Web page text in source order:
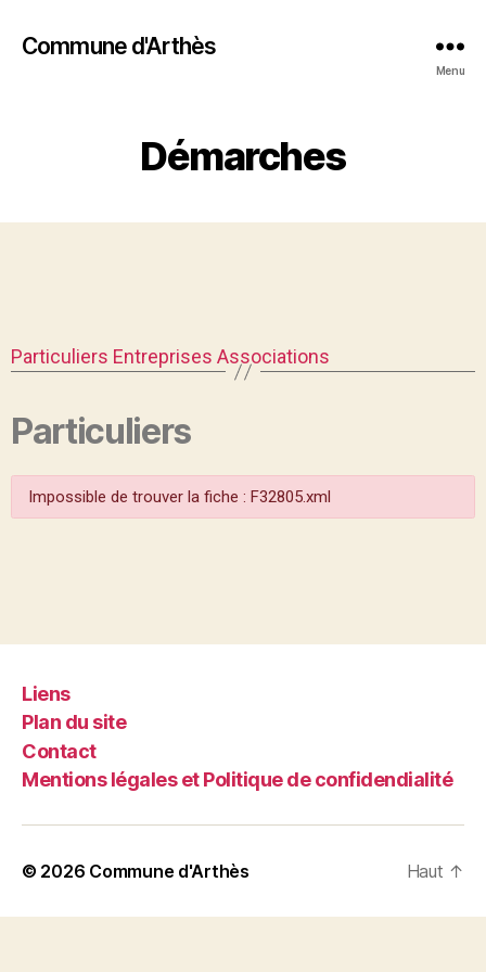
Commune d'Arthès
Menu
Démarches
Particuliers Entreprises Associations
Particuliers
Impossible de trouver la fiche : F32805.xml
Liens
Plan du site
Contact
Mentions légales et Politique de confidendialité
© 2026 Commune d'Arthès Haut ↑